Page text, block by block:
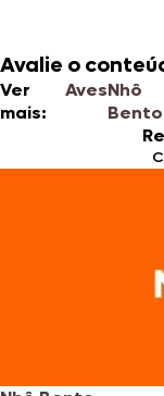
Avalie o
Ver
mais:
AvesNhô
Bento